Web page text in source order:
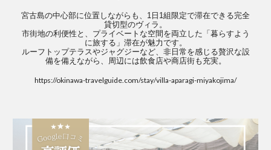
宮古島の中心部に位置しながらも、1日1組限定で滞在できる完全
貸切型のヴィラ。
市街地の利便性と、プライベートな空間を両立した「暮らすよう
に旅する」滞在が魅力です。
ルーフトップテラスやジャグジーなど、非日常を感じる贅沢な設
備を備えながら、周辺には飲食店や商店街も充実。
https://okinawa-travelguide.com/stay/villa-aparagi-miyakojima/